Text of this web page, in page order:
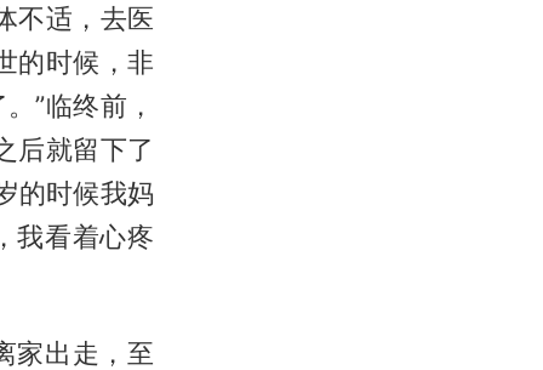
不适，去医
的时候，非
”临终前，
后就留下了
的时候我妈
我看着心疼
家出走，至